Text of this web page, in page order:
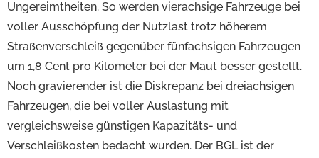
Ungereimtheiten. So werden vierachsige Fahrzeuge bei
voller Ausschöpfung der Nutzlast trotz höherem
Straßenverschleiß gegenüber fünfachsigen Fahrzeugen
um 1,8 Cent pro Kilometer bei der Maut besser gestellt.
Noch gravierender ist die Diskrepanz bei dreiachsigen
Fahrzeugen, die bei voller Auslastung mit
vergleichsweise günstigen Kapazitäts- und
Verschleißkosten bedacht wurden. Der BGL ist der